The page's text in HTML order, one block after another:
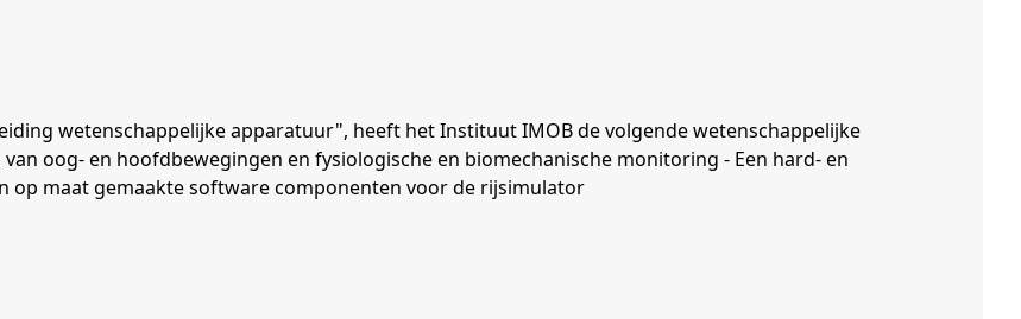
wetenschappelijke apparatuur", heeft het Instituut IMOB de volgende wetenschappelijke
oog- en hoofdbewegingen en fysiologische en biomechanische monitoring - Een hard- en
maat gemaakte software componenten voor de rijsimulator